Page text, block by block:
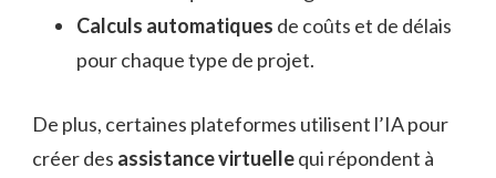
Calculs automatiques de coûts et de délais
pour chaque type de projet.
De plus, certaines plateformes utilisent l’IA pour
créer des assistance virtuellequi répondent à